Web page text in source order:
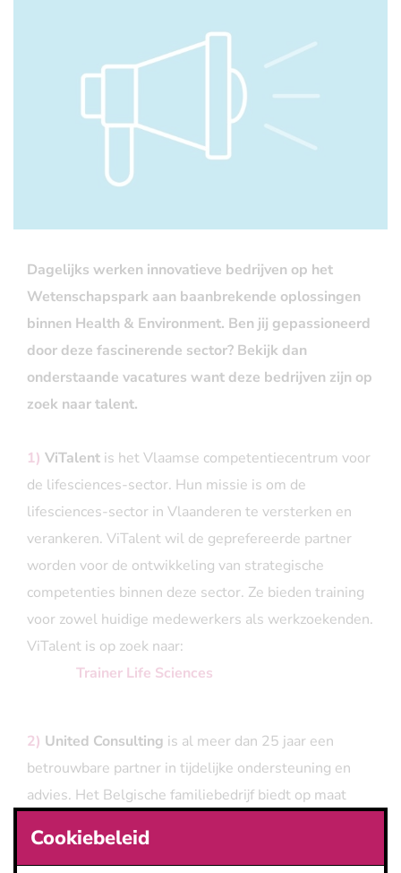
Dagelijks werken innovatieve bedrijven op het
Wetenschapspark aan baanbrekende oplossingen
binnen Health & Environment. Ben jij gepassioneerd
door deze fascinerende sector? Bekijk dan
onderstaande vacatures want deze bedrijven zijn op
zoek naar talent.
1) ViTalent is het Vlaamse competentiecentrum voor
de lifesciences-sector. Hun missie is om de
lifesciences-sector in Vlaanderen te versterken en
verankeren. ViTalent wil de geprefereerde partner
worden voor de ontwikkeling van strategische
competenties binnen deze sector. Ze bieden training
voor zowel huidige medewerkers als werkzoekenden.
ViTalent is op zoek naar:
Trainer Life Sciences
2) United Consulting is al meer dan 25 jaar een
betrouwbare partner in tijdelijke ondersteuning en
advies. Het Belgische familiebedrijf biedt op maat
Accounting, HR, Supply Chain, Business Support en
Cookiebeleid